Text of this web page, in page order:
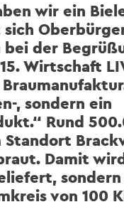
wir ein
sich
bei der
Wirtschaft
, sondern ein
Rund
Standort
Damit
sondern
von 100